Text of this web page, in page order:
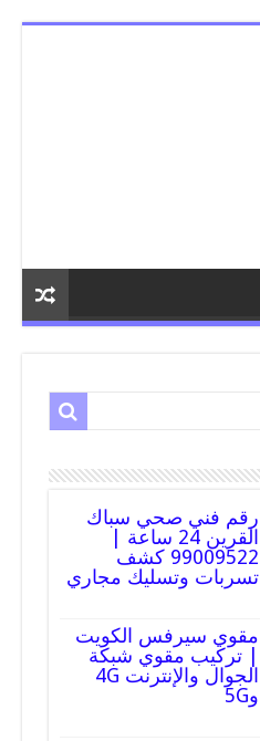
رقم فني صحي سباك
القرين 24 ساعة |
99009522 كشف
تسربات وتسليك مجاري
مقوي سيرفس الكويت
| تركيب مقوي شبكة
الجوال والإنترنت 4G
و5G